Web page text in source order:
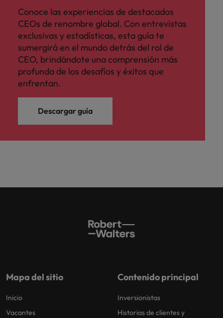
Conoce las experiencias de destacados
CEOs de renombre global. Con entrevistas
exclusivas y estadísticas, esta guía te
sumergirá en el mundo detrás del rol de
CEO, brindándote una comprensión más
profunda de los desafíos y éxitos que
enfrentan.
Descargar guía
Mapa del sitio
Inicio
Vacantes
Contenido principal
Inversionistas
Historias de clientes y